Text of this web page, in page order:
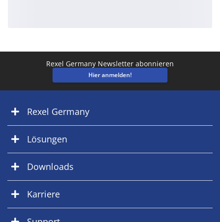
Rexel Germany Newsletter abonnieren
Hier anmelden!
Rexel Germany
Lösungen
Downloads
Karriere